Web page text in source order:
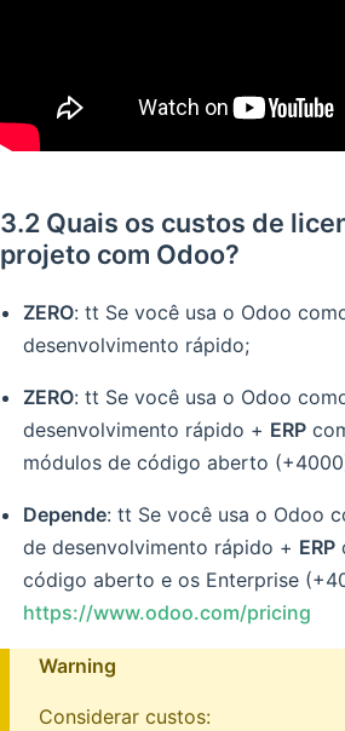
3.2 Quais os custos de
projeto com Odoo?
ZERO: tt Se você usa o Odoo
desenvolvimento rápido;
ZERO: tt Se você usa o Odoo
desenvolvimento rápido + ERP
módulos de código aberto
Depende: tt Se você usa o Odoo
de desenvolvimento rápido + ERP
código aberto e os Enterprise
https://www.odoo.com/pricing
Warning
Considerar custos: